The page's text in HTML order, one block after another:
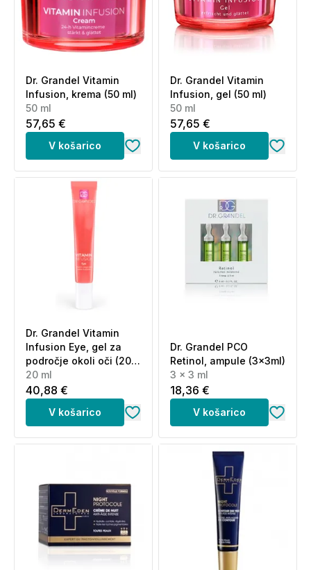
Dr. Grandel Vitamin
Infusion, krema (50 ml)
50 ml
57,65 €
V košarico
Dr. Grandel Vitamin
Infusion, gel (50 ml)
50 ml
57,65 €
V košarico
Dr. Grandel Vitamin
Infusion Eye, gel za
področje okoli oči (20
ml)
20 ml
40,88 €
V košarico
Dr. Grandel PCO
Retinol, ampule (3x3ml)
3 x 3 ml
18,36 €
V košarico